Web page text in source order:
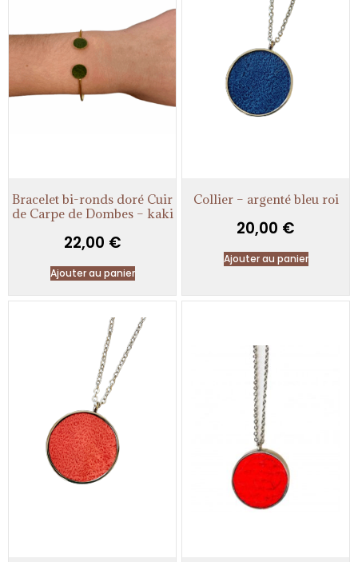
Bracelet bi-ronds doré Cuir
de Carpe de Dombes – kaki
22,00 €
Ajouter au panier
Collier – argenté bleu roi
20,00 €
Ajouter au panier